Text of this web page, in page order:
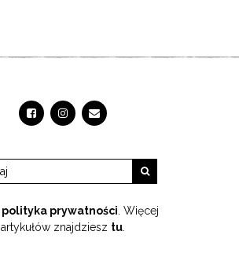
polityka prywatności . Więcej
artykułów znajdziesz tu